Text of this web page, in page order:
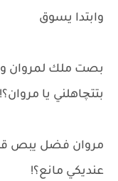
وابتدا يسوق
بصت ملك لمروان
بتتچاهلني يا مروان؟!
مروان فضل يبص
عنديكي مانع؟!